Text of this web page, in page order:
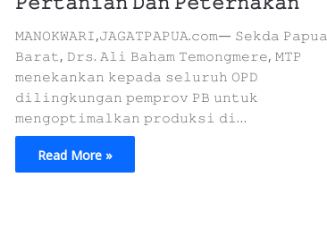
𝙼𝙰𝙽𝙾𝙺𝚆𝙰𝚁𝙸,𝙹𝙰𝙶𝙰𝚃𝙿𝙰𝙿𝚄𝙰.𝚌𝚘𝚖— 𝚂𝚎𝚔𝚍𝚊 𝙿𝚊𝚙𝚞𝚊
𝙱𝚊𝚛𝚊𝚝, 𝙳𝚛𝚜. 𝙰𝚕𝚒 𝙱𝚊𝚑𝚊𝚖 𝚃𝚎𝚖𝚘𝚗𝚐𝚖𝚎𝚛𝚎, 𝙼𝚃𝙿
𝚖𝚎𝚗𝚎𝚔𝚊𝚗𝚔𝚊𝚗 𝚔𝚎𝚙𝚊𝚍𝚊 𝚜𝚎𝚕𝚞𝚛𝚞𝚑 𝙾𝙿𝙳
𝚍𝚒𝚕𝚒𝚗𝚐𝚔𝚞𝚗𝚐𝚊𝚗 𝚙𝚎𝚖𝚙𝚛𝚘𝚟 𝙿𝙱 𝚞𝚗𝚝𝚞𝚔
𝚖𝚎𝚗𝚐𝚘𝚙𝚝𝚒𝚖𝚊𝚕𝚔𝚊𝚗 𝚙𝚛𝚘𝚍𝚞𝚔𝚜𝚒 𝚍𝚒…
Read More »